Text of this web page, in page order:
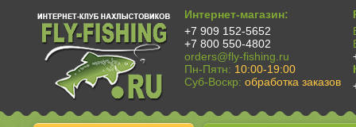
Интернет-магазин:
+7 909 152-5652
+7 800 550-4802
orders@fly-fishing.ru
Пн-Пятн: 10:00-19:00
Суб-Воскр: обработка заказов